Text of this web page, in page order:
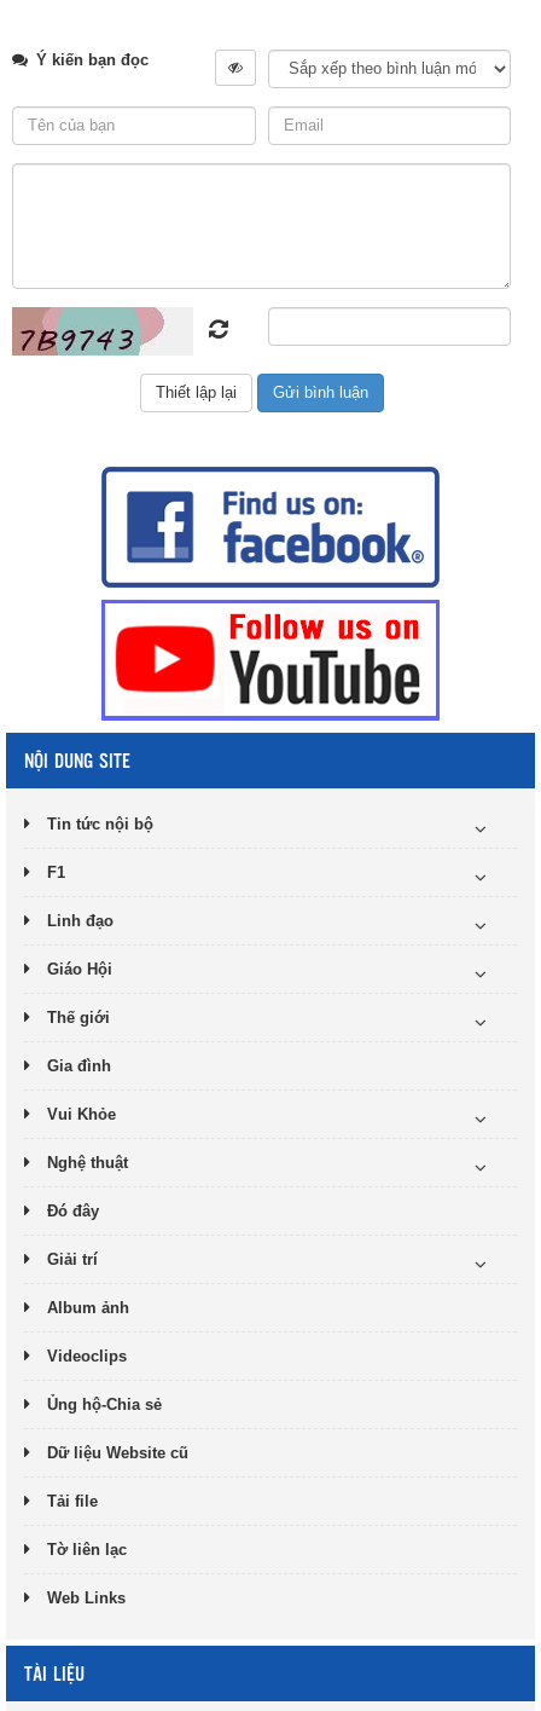
Ý kiến bạn đọc
NỘI DUNG SITE
Tin tức nội bộ
F1
Linh đạo
Giáo Hội
Thế giới
Gia đình
Vui Khỏe
Nghệ thuật
Đó đây
Giải trí
Album ảnh
Videoclips
Ủng hộ-Chia sẻ
Dữ liệu Website cũ
Tải file
Tờ liên lạc
Web Links
TÀI LIỆU